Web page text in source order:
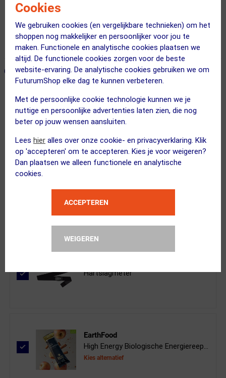
Cookies
We gebruiken cookies (en vergelijkbare technieken) om het
shoppen nog makkelijker en persoonlijker voor jou te
maken. Functionele en analytische cookies plaatsen we
altijd. De functionele cookies zorgen voor de beste
website-ervaring. De analytische cookies gebruiken we om
FuturumShop elke dag te kunnen verbeteren.
Met de persoonlijke cookie technologie kunnen we je
nuttige en persoonlijke advertenties laten zien, die nog
beter op jouw wensen aansluiten.
Lees hier alles over onze cookie- en privacyverklaring. Klik
op 'accepteren' om te accepteren. Kies je voor weigeren?
Dan plaatsen we alleen functionele en analytische
cookies.
ACCEPTEREN
WEIGEREN
Gratis bezorging & retourneren
Voor 23:00 uur besteld, morgen in huis
365 dagen retourrecht
← Terug naar productnavigatie
ONZE AANBEVOLEN COMBINATIE
Garmin
Forerunner 265 GPS Sporthorloge Wit
FuturumShop
5 jaar garantie Garmin
Hartslagmeter
EarthFood
High Energy Biologische Energiereep...
Kies alternatief